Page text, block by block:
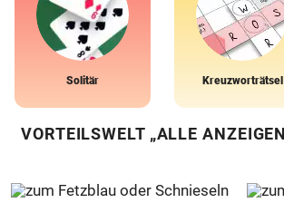
Solitär Kreuzworträtsel
VORTEILSWELT „ALLE